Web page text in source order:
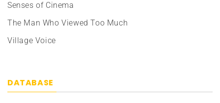
Senses of Cinema
The Man Who Viewed Too Much
Village Voice
DATABASE